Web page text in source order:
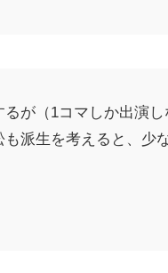
が（1コマしか出演
派生を考えると、少